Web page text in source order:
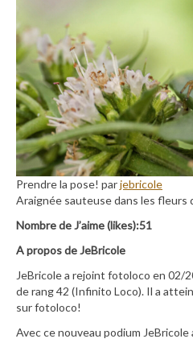
Prendre la pose! parjebricole
Araignée sauteuse dans les fleurs
Nombre de J’aime (likes):51
A propos de JeBricole
JeBricole a rejoint fotoloco en 02/
de rang 42 (Infinito Loco). Il a
sur fotoloco!
Avec ce nouveau podium